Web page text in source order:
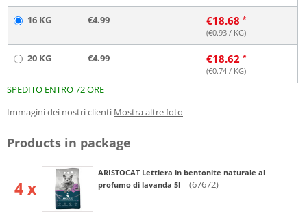
16 KG €4.99 €18.68
(€0.93 / KG)
20 KG €4.99 €18.62
(€0.74 / KG)
SPEDITO ENTRO 72 ORE
Immagini dei nostri clienti Mostra altre foto
Products in package
4 x
ARISTOCAT Lettiera in bentonite naturale al
profumo di lavanda 5l
(67672)